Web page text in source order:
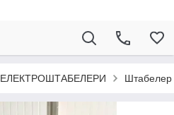
ЕЛЕКТРОШТАБЕЛЕРИ Штабелер